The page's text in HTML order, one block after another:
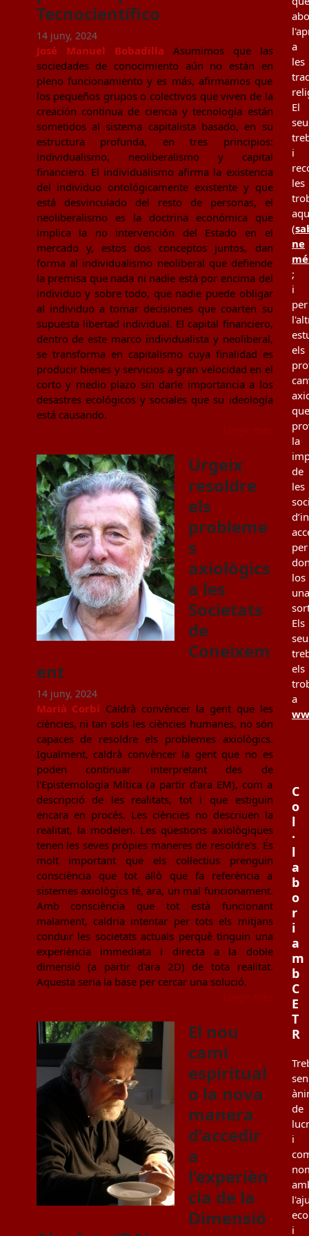
Tecnocientífico
14 juny, 2024
José Manuel Bobadilla Asumimos que las
sociedades de conocimiento aún no están en
pleno funcionamiento y es más, afirmamos que
los pequeños grupos o colectivos que viven de la
creación continua de ciencia y tecnología están
sometidos al sistema capitalista basado, en su
estructura profunda, en tres principios:
individualismo, neoliberalismo y capital
financiero. El individualismo afirma la existencia
del individuo ontológicamente existente y que
está desvinculado del resto de personas, el
neoliberalismo es la doctrina económica que
implica la no intervención del Estado en el
mercado y, estos dos conceptos juntos, dan
forma al individualismo neoliberal que defiende
la premisa que nada ni nadie está por encima del
individuo y sobre todo, que nadie puede obligar
al individuo a tomar decisiones que coarten su
supuesta libertad individual. El capital financiero,
dentro de este marco individualista y neoliberal,
se transforma en capitalismo cuya finalidad es
producir bienes y servicios a gran velocidad en el
corto y medio plazo sin darle importancia a los
desastres ecológicos y sociales que su ideología
está causando.
Urgeix
resoldre
els
probleme
s
axiològics
a les
Societats
de
Coneixem
ent
14 juny, 2024
Marià Corbí Caldrà convèncer la gent que les
ciències, ni tan sols les ciències humanes, no són
capaces de resoldre els problemes axiològics.
Igualment, caldrà convèncer la gent que no es
poden continuar interpretant des de
l'Epistemologia Mítica (a partir d'ara EM), com a
descripció de les realitats, tot i que estiguin
encara en procés. Les ciències no descriuen la
realitat, la modelen. Les qüestions axiològiques
tenen les seves pròpies maneres de resoldre's. És
molt important que els col·lectius prenguin
consciència que tot allò que fa referència a
sistemes axiològics té, ara, un mal funcionament.
Amb consciència que tot està funcionant
malament, caldria intentar per tots els mitjans
conduir les societats actuals perquè tinguin una
experiència immediata i directa a la doble
dimensió (a partir d'ara 2D) de tota realitat.
Aquesta seria la base per cercar una solució.
El nou
camí
espiritual
o la nova
manera
d’accedir
a
l’experièn
cia de la
Dimensió
a
les
El
i
les
(
ne
;
i
per
els
que
la
de
les
per
los
una
Els
els
a
C
o
l
·
l
a
b
o
r
i
a
m
b
C
E
T
R
de
i
i